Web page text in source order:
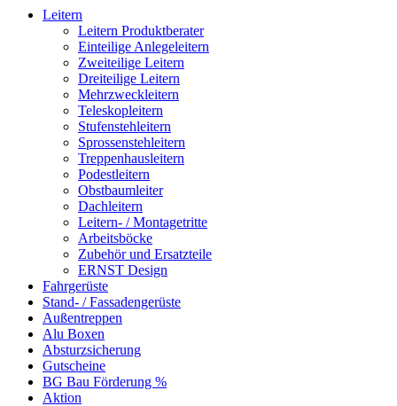
Leitern
Leitern Produktberater
Einteilige Anlegeleitern
Zweiteilige Leitern
Dreiteilige Leitern
Mehrzweckleitern
Teleskopleitern
Stufenstehleitern
Sprossenstehleitern
Treppenhausleitern
Podestleitern
Obstbaumleiter
Dachleitern
Leitern- / Montagetritte
Arbeitsböcke
Zubehör und Ersatzteile
ERNST Design
Fahrgerüste
Stand- / Fassadengerüste
Außentreppen
Alu Boxen
Absturzsicherung
Gutscheine
BG Bau Förderung %
Aktion